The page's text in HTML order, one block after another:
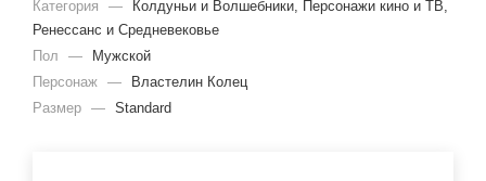
Категория —
Колдуньи и Волшебники, Персонажи кино и ТВ,
Ренессанс и Средневековье
Пол
—
Мужской
Персонаж —
Властелин Колец
Размер — Standard